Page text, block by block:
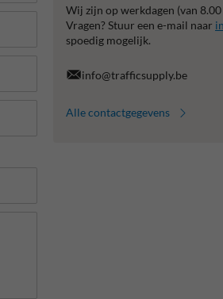
Wij zijn op werkdagen (van
Vragen? Stuur een e-mail naar
spoedig mogelijk.
info@trafficsupply.be
Alle contactgegevens